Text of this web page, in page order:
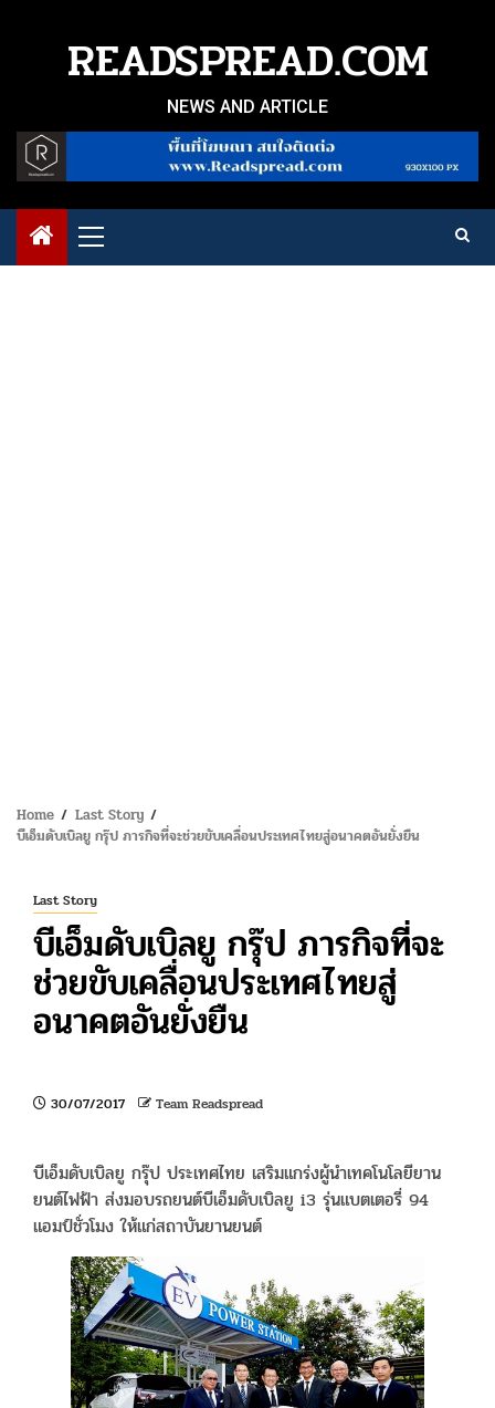
READSPREAD.COM
NEWS AND ARTICLE
Primary
Menu
Home
Last Story
บีเอ็มดับเบิลยู กรุ๊ป ภารกิจที่จะช่วยขับเคลื่อนประเทศไทยสู่อนาคตอันยั่งยืน
Last Story
บีเอ็มดับเบิลยู กรุ๊ป ภารกิจที่จะ
ช่วยขับเคลื่อนประเทศไทยสู่
อนาคตอันยั่งยืน
30/07/2017 Team Readspread
บีเอ็มดับเบิลยู กรุ๊ป ประเทศไทย เสริมแกร่งผู้นำเทคโนโลยียาน
ยนต์ไฟฟ้า ส่งมอบรถยนต์บีเอ็มดับเบิลยู i3 รุ่นแบตเตอรี่ 94
แอมป์ชั่วโมง ให้แก่สถาบันยานยนต์